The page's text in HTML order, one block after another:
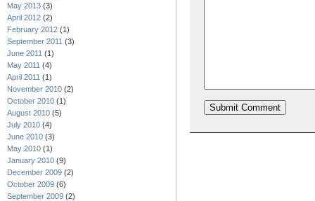
May 2013 (3)
April 2012 (2)
February 2012 (1)
September 2011 (3)
June 2011 (1)
May 2011 (4)
April 2011 (1)
November 2010 (2)
October 2010 (1)
August 2010 (5)
July 2010 (4)
June 2010 (3)
May 2010 (1)
January 2010 (9)
December 2009 (2)
October 2009 (6)
September 2009 (2)